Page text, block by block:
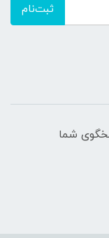
ثبت‌نام
، از ساعت 9 الی 17 پاسخگوی شما